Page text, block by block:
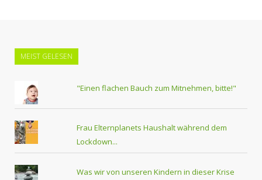
MEIST GELESEN
"Einen flachen Bauch zum Mitnehmen, bitte!"
Frau Elternplanets Haushalt während dem
Lockdown...
Was wir von unseren Kindern in dieser Krise